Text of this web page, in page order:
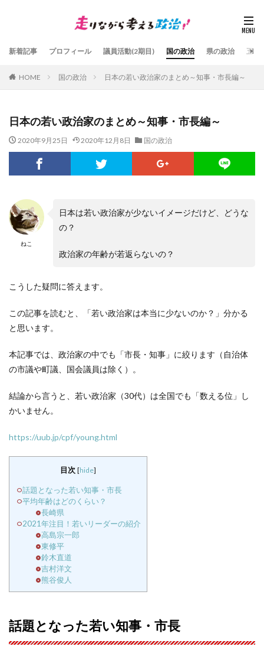
新着記事 プロフィール 議員活動(2期目) 国の政治 県の政治 五島
HOME 国の政治 日本の若い政治家のまとめ～知事・市長編～
日本の若い政治家のまとめ～知事・市長編～
2020年9月25日 2020年12月8日 国の政治
ねこ
日本は若い政治家が少ないイメージだけど、どうな
の？
政治家の年齢が若返らないの？
こうした疑問に答えます。
この記事を読むと、「若い政治家は本当に少ないのか？」分かる
と思います。
本記事では、政治家の中でも「市長・知事」に絞ります（自治体
の市議や町議、国会議員は除く）。
結論から言うと、若い政治家（30代）は全国でも「数える位」し
かいません。
https://uub.jp/cpf/young.html
目次 [hide]
話題となった若い知事・市長
平均年齢はどのくらい？
長崎県
2021年注目！若いリーダーの紹介
高島宗一郎
東修平
鈴木直道
吉村洋文
熊谷俊人
話題となった若い知事・市長